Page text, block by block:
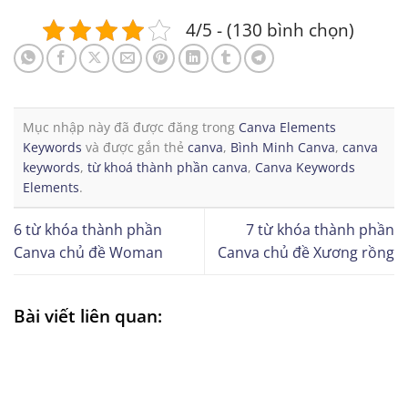
4/5 - (130 bình chọn)
Mục nhập này đã được đăng trong Canva Elements
Keywords và được gắn thẻ canva, Bình Minh Canva, canva
keywords, từ khoá thành phần canva, Canva Keywords
Elements.
6 từ khóa thành phần
Canva chủ đề Woman
7 từ khóa thành phần
Canva chủ đề Xương rồng
Bài viết liên quan: